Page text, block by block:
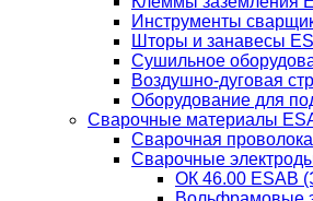
Инструменты
Шторы и занавесы
Сушильное
Воздушно-дуговая
Оборудование для
Сварочные материалы
Сварочная
Сварочные
ОК 46.00 ESAB